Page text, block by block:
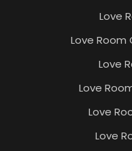
Love
Love
Love
Love
Love
Love